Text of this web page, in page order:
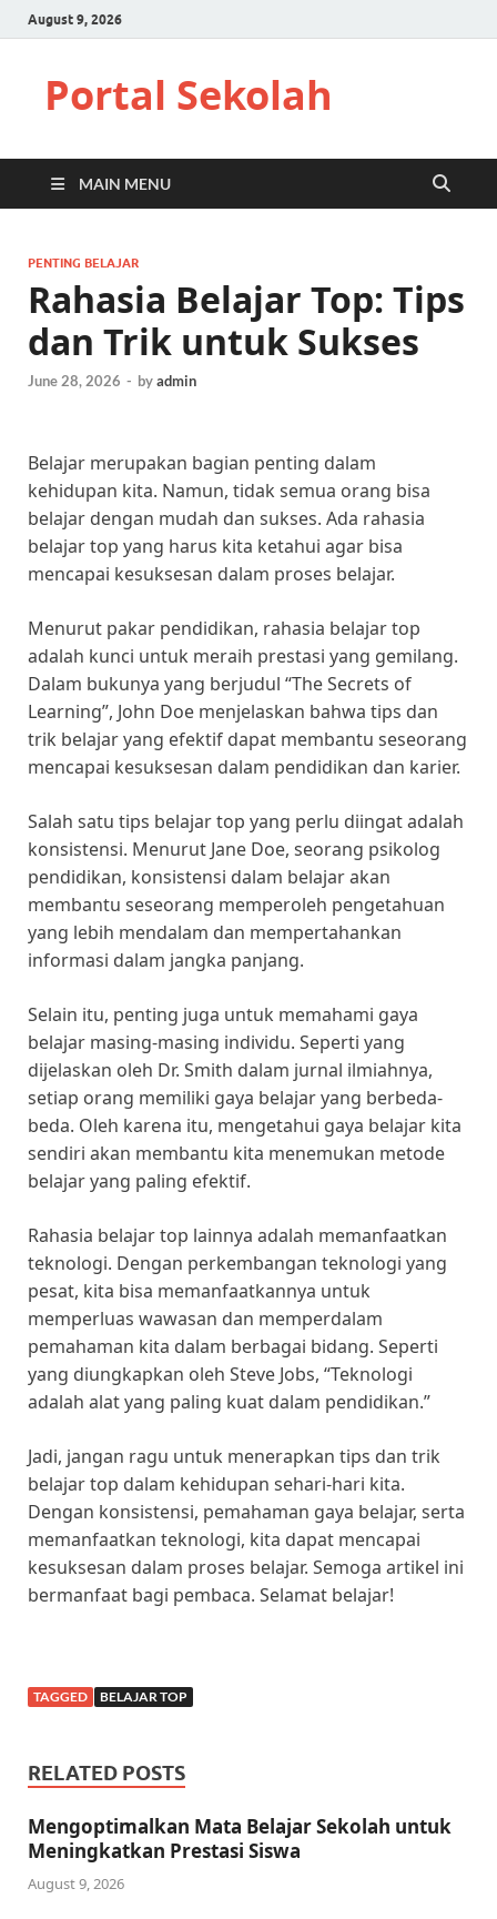
August 9, 2026
Portal Sekolah
MAIN MENU
PENTING BELAJAR
Rahasia Belajar Top: Tips
dan Trik untuk Sukses
June 28, 2026 - byadmin
Belajar merupakan bagian penting dalam
kehidupan kita. Namun, tidak semua orang bisa
belajar dengan mudah dan sukses. Ada rahasia
belajar top yang harus kita ketahui agar bisa
mencapai kesuksesan dalam proses belajar.
Menurut pakar pendidikan, rahasia belajar top
adalah kunci untuk meraih prestasi yang gemilang.
Dalam bukunya yang berjudul “The Secrets of
Learning”, John Doe menjelaskan bahwa tips dan
trik belajar yang efektif dapat membantu seseorang
mencapai kesuksesan dalam pendidikan dan karier.
Salah satu tips belajar top yang perlu diingat adalah
konsistensi. Menurut Jane Doe, seorang psikolog
pendidikan, konsistensi dalam belajar akan
membantu seseorang memperoleh pengetahuan
yang lebih mendalam dan mempertahankan
informasi dalam jangka panjang.
Selain itu, penting juga untuk memahami gaya
belajar masing-masing individu. Seperti yang
dijelaskan oleh Dr. Smith dalam jurnal ilmiahnya,
setiap orang memiliki gaya belajar yang berbeda-
beda. Oleh karena itu, mengetahui gaya belajar kita
sendiri akan membantu kita menemukan metode
belajar yang paling efektif.
Rahasia belajar top lainnya adalah memanfaatkan
teknologi. Dengan perkembangan teknologi yang
pesat, kita bisa memanfaatkannya untuk
memperluas wawasan dan memperdalam
pemahaman kita dalam berbagai bidang. Seperti
yang diungkapkan oleh Steve Jobs, “Teknologi
adalah alat yang paling kuat dalam pendidikan.”
Jadi, jangan ragu untuk menerapkan tips dan trik
belajar top dalam kehidupan sehari-hari kita.
Dengan konsistensi, pemahaman gaya belajar, serta
memanfaatkan teknologi, kita dapat mencapai
kesuksesan dalam proses belajar. Semoga artikel ini
bermanfaat bagi pembaca. Selamat belajar!
TAGGED BELAJAR TOP
RELATED POSTS
Mengoptimalkan Mata Belajar Sekolah untuk
Meningkatkan Prestasi Siswa
August 9, 2026